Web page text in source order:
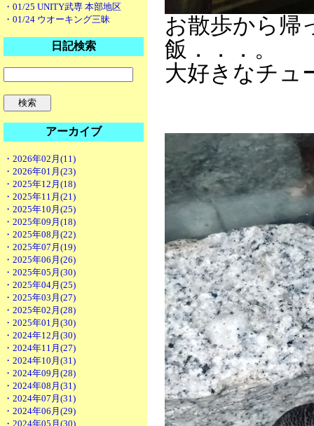
・01/25 UNITY武専 本部地区
・01/24 ウオーキング三昧
日記検索
アーカイブ
・2026年02月(11)
・2026年01月(23)
・2025年12月(18)
・2025年11月(21)
・2025年10月(25)
・2025年09月(18)
・2025年08月(22)
・2025年07月(19)
・2025年06月(26)
・2025年05月(30)
・2025年04月(25)
・2025年03月(27)
・2025年02月(28)
・2025年01月(30)
・2024年12月(30)
・2024年11月(27)
・2024年10月(31)
・2024年09月(28)
・2024年08月(31)
・2024年07月(31)
・2024年06月(29)
・2024年05月(30)
お散歩から帰
飯．．．。
大好きなチュ